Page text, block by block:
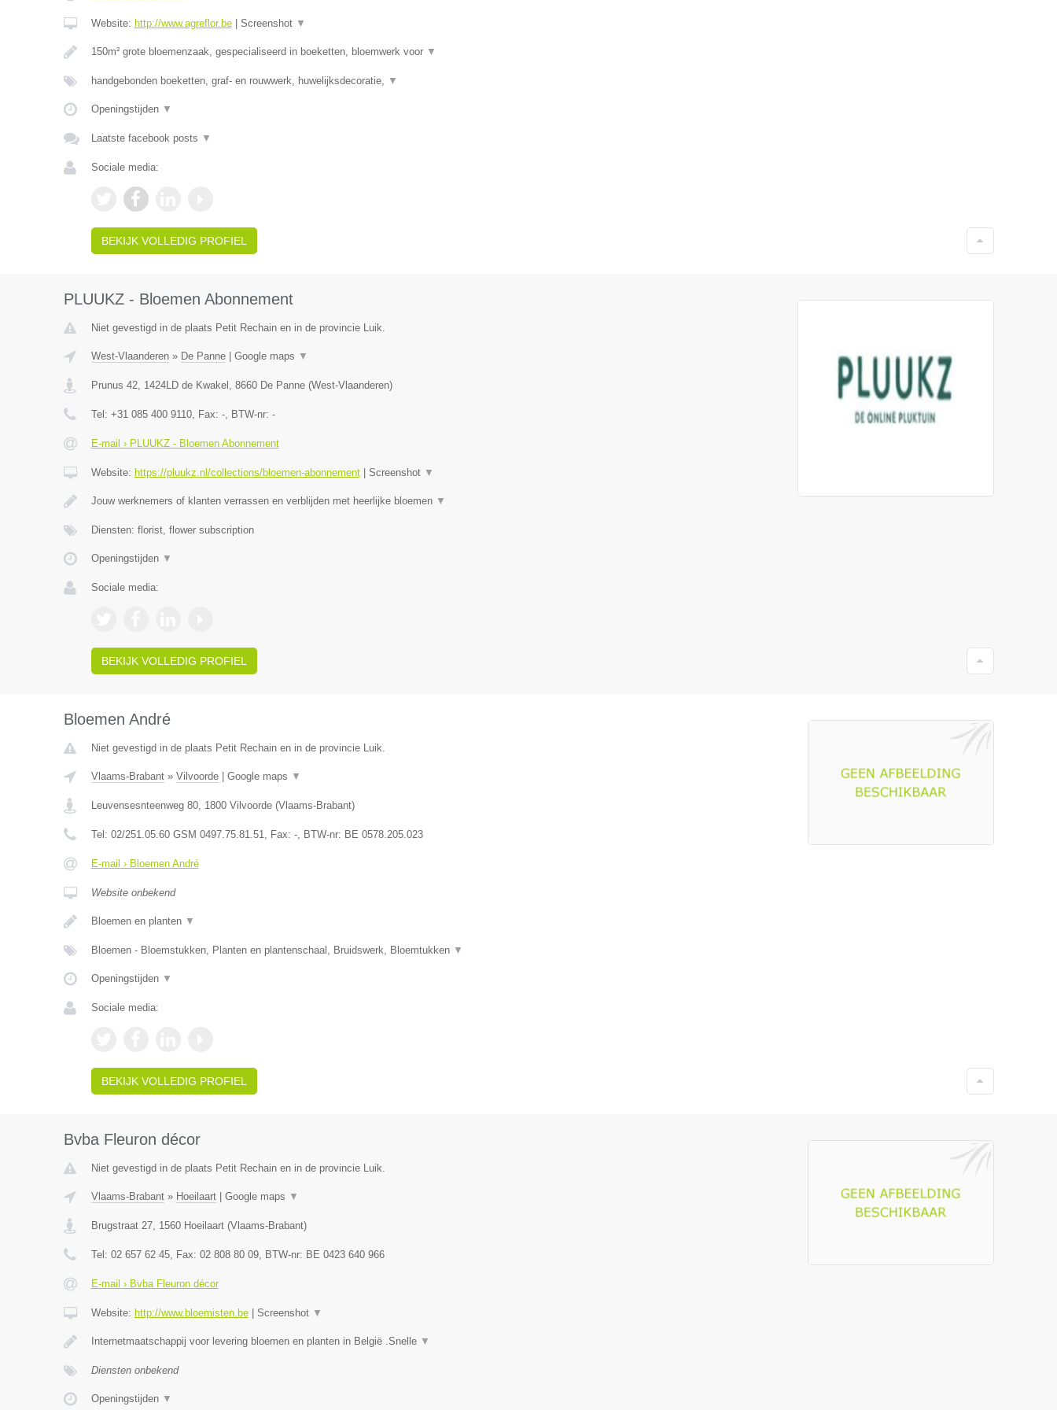
Website: http://www.agreflor.be| Screenshot ▼
150m² grote bloemenzaak, gespecialiseerd in boeketten, bloemwerk voor ▼
handgebonden boeketten, graf- en rouwwerk, huwelijksdecoratie, ▼
Openingstijden ▼
Laatste facebook posts ▼
Sociale media:
BEKIJK VOLLEDIG PROFIEL
PLUUKZ - Bloemen Abonnement
Niet gevestigd in de plaats Petit Rechain en in de provincie Luik.
West-Vlaanderen» De Panne| Google maps ▼
Prunus 42, 1424LD de Kwakel , 8660 De Panne(West-Vlaanderen)
Tel: +31 085 400 9110, Fax: -, BTW-nr: -
E-mail › PLUUKZ - Bloemen Abonnement
Website: https://pluukz.nl/collections/bloemen-abonnement| Screenshot ▼
Jouw werknemers of klanten verrassen en verblijden met heerlijke bloemen ▼
Diensten: florist, flower subscription
Openingstijden ▼
Sociale media:
BEKIJK VOLLEDIG PROFIEL
Bloemen André
Niet gevestigd in de plaats Petit Rechain en in de provincie Luik.
Vlaams-Brabant» Vilvoorde| Google maps ▼
Leuvensesnteenweg 80, 1800 Vilvoorde(Vlaams-Brabant)
Tel: 02/251.05.60 GSM 0497.75.81.51, Fax: -, BTW-nr: BE 0578.205.023
E-mail › Bloemen André
Website onbekend
Bloemen en planten ▼
Bloemen - Bloemstukken, Planten en plantenschaal, Bruidswerk, Bloemtukken ▼
Openingstijden ▼
Sociale media:
BEKIJK VOLLEDIG PROFIEL
Bvba Fleuron décor
Niet gevestigd in de plaats Petit Rechain en in de provincie Luik.
Vlaams-Brabant» Hoeilaart| Google maps ▼
Brugstraat 27, 1560 Hoeilaart(Vlaams-Brabant)
Tel: 02 657 62 45, Fax: 02 808 80 09, BTW-nr: BE 0423 640 966
E-mail › Bvba Fleuron décor
Website: http://www.bloemisten.be| Screenshot ▼
Internetmaatschappij voor levering bloemen en planten in België .Snelle ▼
Diensten onbekend
Openingstijden ▼